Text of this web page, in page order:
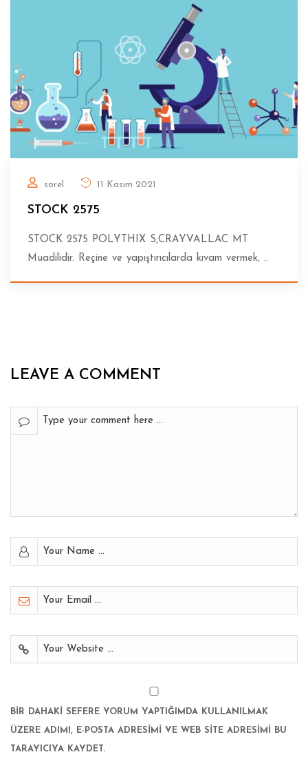
sorel 11 Kasım 2021
STOCK 2575
STOCK 2575 POLYTHIX S,CRAYVALLAC MT
Muadilidir. Reçine ve yapıştırıcılarda kıvam vermek, ..
LEAVE A COMMENT
BIR DAHAKI SEFERE YORUM YAPTIĞIMDA KULLANILMAK
ÜZERE ADIMI, E-POSTA ADRESIMI VE WEB SITE ADRESIMI BU
TARAYICIYA KAYDET.